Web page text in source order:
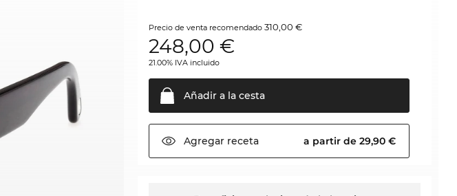
Precio de venta recomendado310,00 €
248,00 €
21.00% IVA incluido
Añadir a la cesta
Agregar receta a partir de 29,90 €